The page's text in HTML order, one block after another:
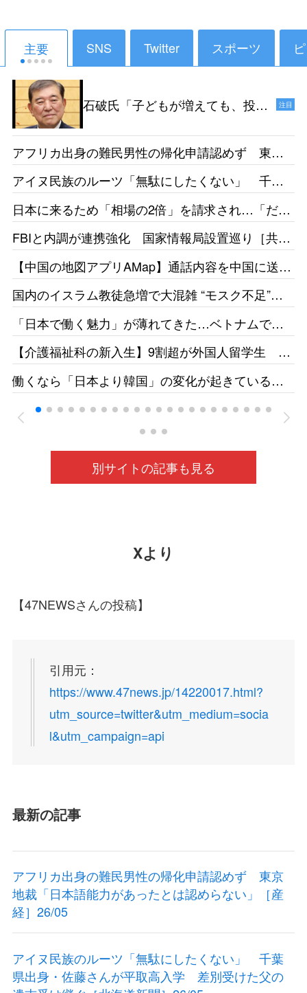
主要 SNS Twitter スポーツ
石破氏「子どもが増えても、投票
からねえ。その時、私たちは政治
家をやっていないでしょう」［デ
イリー新潮］25/1
注目
アフリカ出身の難民男性の帰化申請認めず 東京
地裁「日本語能力があったとは認めらない」［産
経］26/05
アイヌ民族のルーツ「無駄にしたくない」 千葉
県出身・佐藤さんが平取高入学 差別受けた父の
遺志受け継ぐ［北海道新聞］26/05
日本に来るため「相場の2倍」を請求され…「だか
らもっと働きたい」 お惣菜工場で頑張るベトナ
ム人女性の事情［東京新聞］26/05
FBIと内調が連携強化 国家情報局設置巡り［共
同］26/05
【中国の地図アプリAMap】通話内容を中国に送
信 国家安全局がリスク指摘［台湾］26/05
国内のイスラム教徒急増で大混雑 “モスク不足”訴
えの一方で相次ぐ建設反対［テレ朝］26/04
「日本で働く魅力」が薄れてきた…ベトナムで募
集をかけても人が集まらず［東京新聞］26/05
【介護福祉科の新入生】9割超が外国人留学生 志
す日本人減、国の受け入れ方針も影響 福井県の
若狭医療福祉専門学校［福井新聞］26/05
働くなら「日本より韓国」の変化が起きている
ベトナムの人材送り出し機関が懸念［東京新聞］
26/05
別サイトの記事も見る
Xより
【47NEWSさんの投稿】
引用元：
https://www.47news.jp/14220017.html?
utm_source=twitter&utm_medium=socia
l&utm_campaign=api
最新の記事
アフリカ出身の難民男性の帰化申請認めず 東京
地裁「日本語能力があったとは認めらない」［産
経］26/05
アイヌ民族のルーツ「無駄にしたくない」 千葉
県出身・佐藤さんが平取高入学 差別受けた父の